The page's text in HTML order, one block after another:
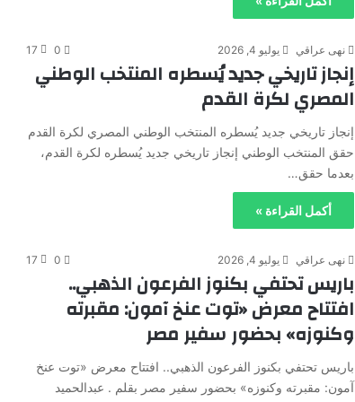
نهى عراقي يوليو 4, 2026 0
17
إنجاز تاريخي جديد يُسطره المنتخب الوطني
المصري لكرة القدم
إنجاز تاريخي جديد يُسطره المنتخب الوطني المصري لكرة القدم
حقق المنتخب الوطني إنجاز تاريخي جديد يُسطره لكرة القدم،
بعدما حقق…
أكمل القراءة »
نهى عراقي يوليو 4, 2026 0
17
باريس تحتفي بكنوز الفرعون الذهبي..
افتتاح معرض «توت عنخ آمون: مقبرته
وكنوزه» بحضور سفير مصر
باريس تحتفي بكنوز الفرعون الذهبي.. افتتاح معرض «توت عنخ
آمون: مقبرته وكنوزه» بحضور سفير مصر بقلم . عبدالحميد